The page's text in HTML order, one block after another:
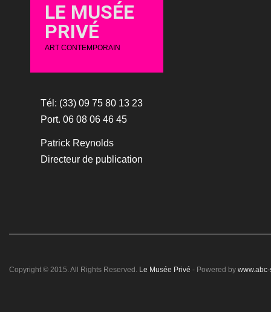
LE MUSÉE
PRIVÉ
ART CONTEMPORAIN
Tél: (33) 09 75 80 13 23
Port. 06 08 06 46 45
Patrick Reynolds
Directeur de publication
Copyright © 2015. All Rights Reserved. Le Musée Privé - Powered by